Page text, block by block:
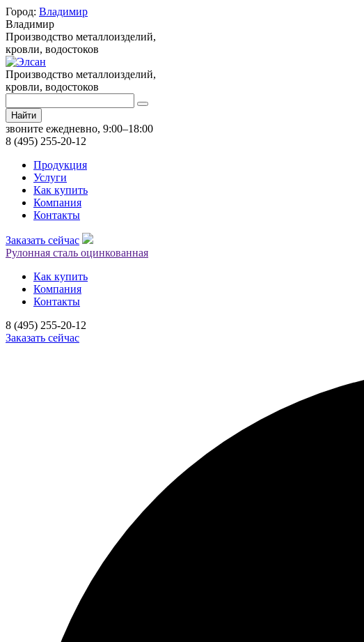
Город: Владимир
Владимир
Производство металлоизделий,
кровли, водостоков
Производство металлоизделий,
кровли, водостоков
Найти
звоните ежедневно, 9:00–18:00
8 (495) 255-20-12
Продукция
Услуги
Как купить
Компания
Контакты
Заказать сейчас
Рулонная сталь оцинкованная
Как купить
Компания
Контакты
8 (495) 255-20-12
Заказать сейчас